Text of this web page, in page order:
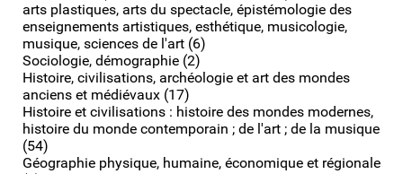
arts plastiques, arts du spectacle, épistémologie des
enseignements artistiques, esthétique, musicologie,
musique, sciences de l'art (6)
Sociologie, démographie (2)
Histoire, civilisations, archéologie et art des mondes
anciens et médiévaux (17)
Histoire et civilisations : histoire des mondes modernes,
histoire du monde contemporain ; de l'art ; de la musique
(54)
Géographie physique, humaine, économique et régionale